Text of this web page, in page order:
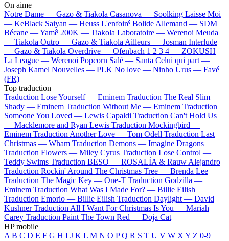
On aime
Notre Dame — Gazo & Tiakola Casanova — Soolking Laisse Moi
— KeBlack Saiyan — Heuss L'enfoiré Bolide Allemand — SDM
Bécane —Yamê 200K — Tiakola Laboratoire — Werenoi Meuda
— Tiakola Outro — Gazo & Tiakola Ailleurs — Josman Interlude
— Gazo & Tiakola Overdrive — Ofenbach 1 2 3 4 — ZOKUSH
La League — Werenoi Popcorn Salé — Santa Celui qui part —
Joseph Kamel Nouvelles — PLK No love — Ninho Urus — Favé
(FR)
Top traduction
Traduction Lose Yourself — Eminem Traduction The Real Slim
Shady — Eminem Traduction Without Me — Eminem Traduction
Someone You Loved — Lewis Capaldi Traduction Can't Hold Us
— Macklemore and Ryan Lewis Traduction Mockingbird —
Eminem Traduction Another Love — Tom Odell Traduction Last
Christmas — Wham Traduction Demons — Imagine Dragons
Traduction Flowers — Miley Cyrus Traduction Lose Control —
Teddy Swims Traduction BESO — ROSALÍA & Rauw Alejandro
Traduction Rockin' Around The Christmas Tree — Brenda Lee
Traduction The Magic Key — One-T Traduction Godzilla —
Eminem Traduction What Was I Made For? — Billie Eilish
Traduction Emorio — Billie Eilish Traduction Daylight — David
Kushner Traduction All I Want For Christmas Is You — Mariah
Carey Traduction Paint The Town Red — Doja Cat
HP mobile
A B C D E F G H I J K L M N O P Q R S T U V W X Y Z 0-9